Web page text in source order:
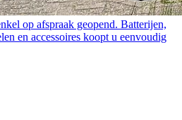
op afspraak geopend. Batterijen,
en accessoires koopt u eenvoudig